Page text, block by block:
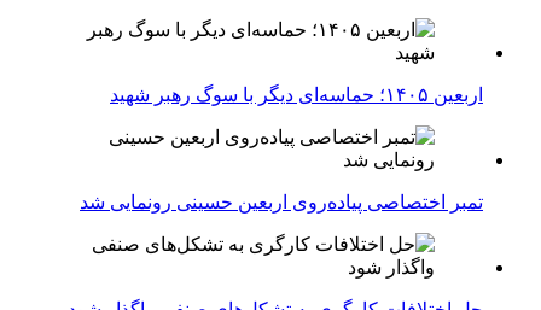
اربعین ۱۴۰۵؛ حماسه‌ای دیگر با سوگ رهبر شهید
تمبر اختصاصی پیاده‌روی اربعین حسینی رونمایی شد